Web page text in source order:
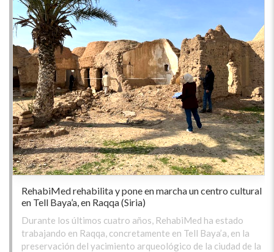
RehabiMed rehabilita y pone en marcha un centro cultural
en Tell Baya’a, en Raqqa (Siria)
Durante los últimos cuatro años, RehabiMed ha estado
trabajando en Raqqa, concretamente en Tell Baya’a, en la
preservación del yacimiento arqueológico de la ciudad de la